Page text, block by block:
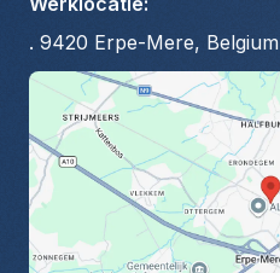
. 9420 Erpe-Mere, Belgium